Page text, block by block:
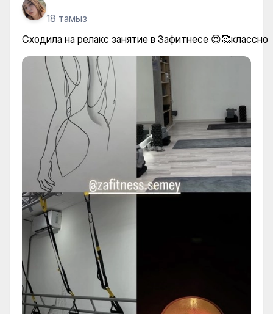
18 тамыз
Сходила на релакс занятие в Зафитнесе 😍🥰классно